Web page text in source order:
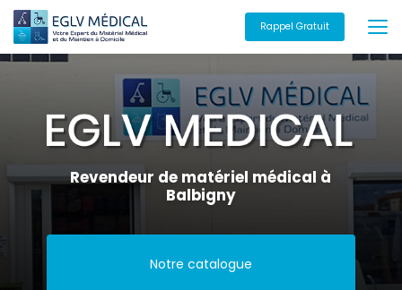
Aller
au
contenu
principal
Rappel Gratuit
Revendeur de matériel médical à
Balbigny
Notre catalogue